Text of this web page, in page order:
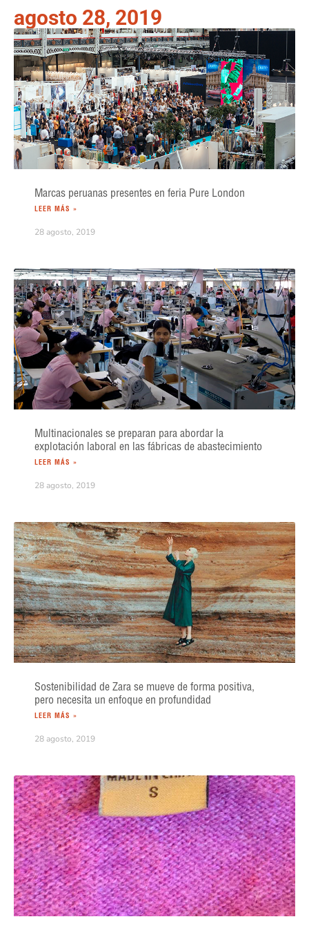
agosto 28, 2019
Marcas peruanas presentes en feria Pure London
LEER MÁS »
28 agosto, 2019
Multinacionales se preparan para abordar la
explotación laboral en las fábricas de abastecimiento
LEER MÁS »
28 agosto, 2019
Sostenibilidad de Zara se mueve de forma positiva,
pero necesita un enfoque en profundidad
LEER MÁS »
28 agosto, 2019